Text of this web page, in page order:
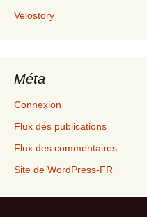
Velostory
Méta
Connexion
Flux des publications
Flux des commentaires
Site de WordPress-FR